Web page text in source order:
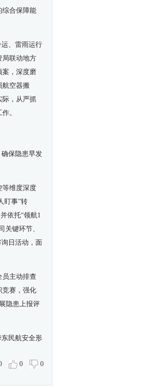
综合保障能
、雷雨运行
局联动地方
案，深度磨
航空器搬
际，从严抓
作。
保隐患早发
等维度深度
盯事”转
依托“领航1
关键环节、
日活动，面
员主动排查
竞赛，强化
隐患上报评
民航安全形
0 0